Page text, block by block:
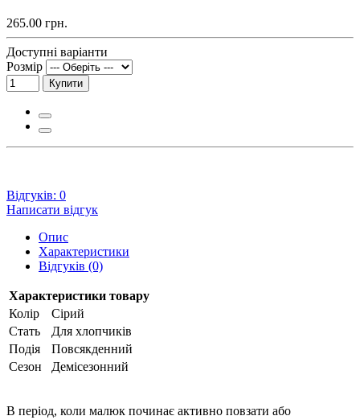
265.00 грн.
Доступні варіанти
Розмір
Купити
Відгуків: 0
Написати відгук
Опис
Характеристики
Відгуків (0)
Характеристики товару
Колір
Сірий
Стать
Для хлопчиків
Подія
Повсякденний
Сезон
Демісезонний
В період, коли малюк починає активно повзати або